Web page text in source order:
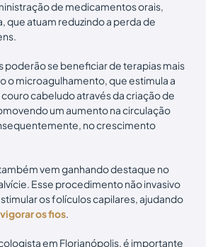
de medicamentos orais,
que atuam reduzindo a perda de
poderão se beneficiar de terapias mais
o microagulhamento, que estimula a
cabeludo através da criação de
um aumento na circulação
no crescimento
vem ganhando destaque no
Esse procedimento não invasivo
os folículos capilares, ajudando
os fios.
em Florianópolis, é importante